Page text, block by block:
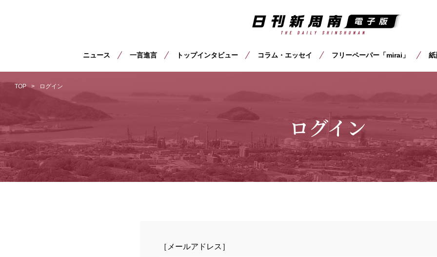
ニュース 一言進言 トップインタビュー コラム・エッセイ フリーペーパー「mirai」 紙
TOP ログイン
ログイン
［メールアドレス］